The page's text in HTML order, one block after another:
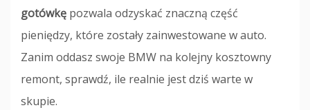
gotówkę pozwala odzyskać znaczną część
pieniędzy, które zostały zainwestowane w auto.
Zanim oddasz swoje BMW na kolejny kosztowny
remont, sprawdź, ile realnie jest dziś warte w
skupie.